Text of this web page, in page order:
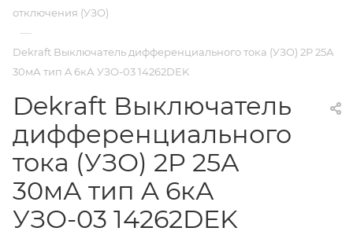
отключения (УЗО)
—
Dekraft Выключатель дифференциального тока (УЗО) 2P 25А
30мА тип A 6кА УЗО-03 14262DEK
Dekraft Выключатель
дифференциального
тока (УЗО) 2P 25А
30мА тип A 6кА
УЗО-03 14262DEK